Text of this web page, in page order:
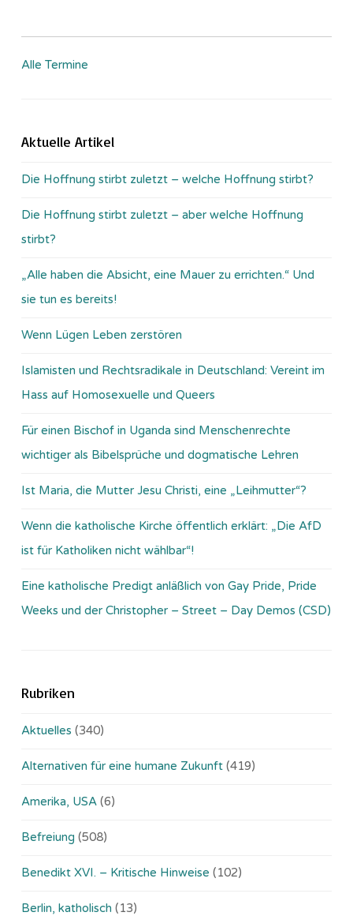
Alle Termine
Aktuelle Artikel
Die Hoffnung stirbt zuletzt – welche Hoffnung stirbt?
Die Hoffnung stirbt zuletzt – aber welche Hoffnung
stirbt?
„Alle haben die Absicht, eine Mauer zu errichten.“ Und
sie tun es bereits!
Wenn Lügen Leben zerstören
Islamisten und Rechtsradikale in Deutschland: Vereint im
Hass auf Homosexuelle und Queers
Für einen Bischof in Uganda sind Menschenrechte
wichtiger als Bibelsprüche und dogmatische Lehren
Ist Maria, die Mutter Jesu Christi, eine „Leihmutter“?
Wenn die katholische Kirche öffentlich erklärt: „Die AfD
ist für Katholiken nicht wählbar“!
Eine katholische Predigt anläßlich von Gay Pride, Pride
Weeks und der Christopher – Street – Day Demos (CSD)
Rubriken
Aktuelles (340)
Alternativen für eine humane Zukunft (419)
Amerika, USA (6)
Befreiung (508)
Benedikt XVI. – Kritische Hinweise (102)
Berlin, katholisch (13)